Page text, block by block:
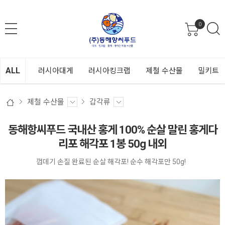
0
ALL 러시아대게 러시아킹크랩 제철 수산물 밀키트
제철 수산물 갑각류
동해항씨푸드 국내산 홍게 100% 순살 말린 홍게다
리포 해각포 1봉 50g 내외
껍데기 손질 완료된 순살 해각포! 순수 해각포만 50g!